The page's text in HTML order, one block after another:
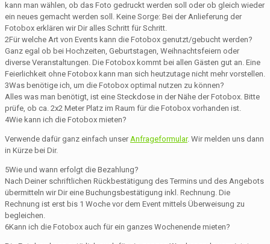
kann man wählen, ob das Foto gedruckt werden soll oder ob gleich wieder
ein neues gemacht werden soll. Keine Sorge: Bei der Anlieferung der
Fotobox erklären wir Dir alles Schritt für Schritt.
2Für welche Art von Events kann die Fotobox genutzt/gebucht werden?
Ganz egal ob bei Hochzeiten, Geburtstagen, Weihnachtsfeiern oder
diverse Veranstaltungen. Die Fotobox kommt bei allen Gästen gut an. Eine
Feierlichkeit ohne Fotobox kann man sich heutzutage nicht mehr vorstellen.
3Was benötige ich, um die Fotobox optimal nutzen zu können?
Alles was man benötigt, ist eine Steckdose in der Nähe der Fotobox. Bitte
prüfe, ob ca. 2x2 Meter Platz im Raum für die Fotobox vorhanden ist.
4Wie kann ich die Fotobox mieten?
Verwende dafür ganz einfach unserAnfrageformular. Wir melden uns dann
in Kürze bei Dir.
5Wie und wann erfolgt die Bezahlung?
Nach Deiner schriftlichen Rückbestätigung des Termins und des Angebots
übermitteln wir Dir eine Buchungsbestätigung inkl. Rechnung. Die
Rechnung ist erst bis 1 Woche vor dem Event mittels Überweisung zu
begleichen.
6Kann ich die Fotobox auch für ein ganzes Wochenende mieten?